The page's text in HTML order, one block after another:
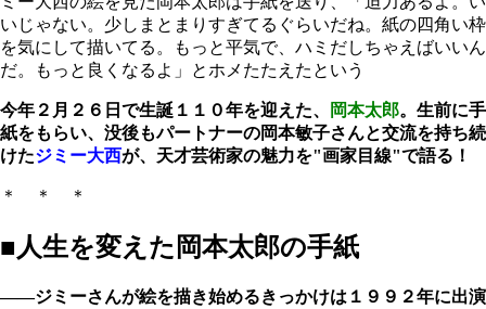
いじゃない。少しまとまりすぎてるぐらいだね。紙の四角い枠
を気にして描いてる。もっと平気で、ハミだしちゃえばいいん
だ。もっと良くなるよ」とホメたたえたという
今年２月２６日で生誕１１０年を迎えた、 岡本太郎。生前に手
紙をもらい、没後もパートナーの岡本敏子さんと交流を持ち続
けたジミー大西が、天才芸術家の魅力を"画家目線"で語る！
＊ ＊ ＊
■人生を変えた岡本太郎の手紙
――ジミーさんが絵を描き始めるきっかけは１９９２年に出演